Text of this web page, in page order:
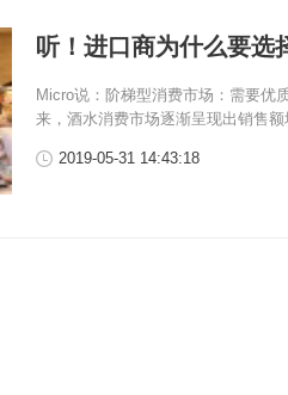
听！进口商为什么要选
Micro说：阶梯型消费市场：需要优
来，酒水消费市场逐渐呈现出销售
2019-05-31 14:43:18